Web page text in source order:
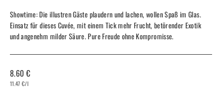
Showtime: Die illustren Gäste plaudern und lachen, wollen Spaß im Glas.
Einsatz für dieses Cuvée, mit einem Tick mehr Frucht, betörender Exotik
und angenehm milder Säure. Pure Freude ohne Kompromisse.
Normaler
Preis
8.60 €
11.47 €/l